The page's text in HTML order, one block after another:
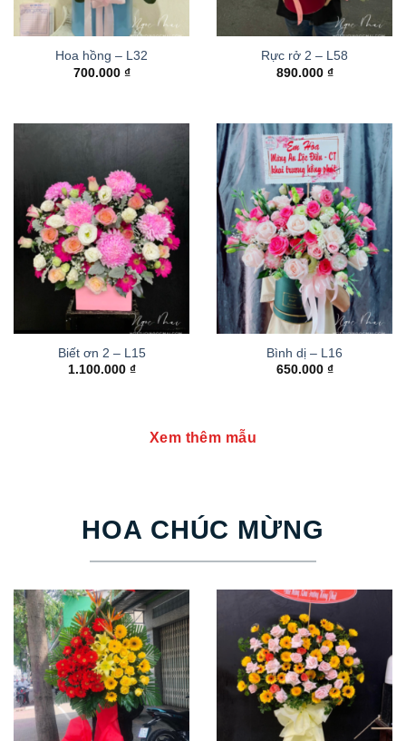
Hoa hồng – L32
700.000 ₫
Rực rở 2 – L58
890.000 ₫
Biết ơn 2 – L15
1.100.000 ₫
Bình dị – L16
650.000 ₫
Xem thêm mẫu
HOA CHÚC MỪNG